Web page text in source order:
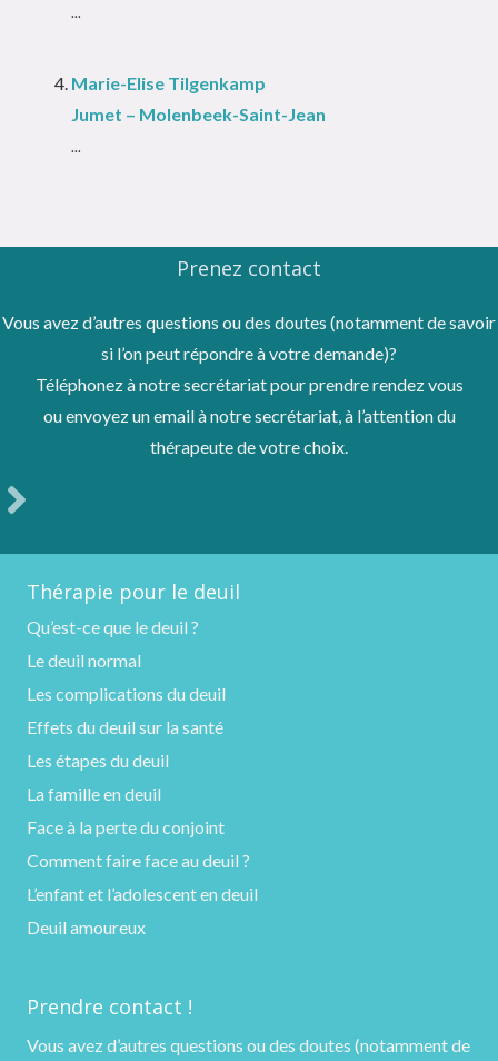
...
Marie-Elise Tilgenkamp
Jumet – Molenbeek-Saint-Jean
...
Prenez contact
Vous avez d’autres questions ou des doutes (notamment de savoir
si l’on peut répondre à votre demande)?
Téléphonez à notre secrétariat pour prendre rendez vous
ou envoyez un email à notre secrétariat, à l’attention du
thérapeute de votre choix.
Thérapie pour le deuil
Qu’est-ce que le deuil ?
Le deuil normal
Les complications du deuil
Effets du deuil sur la santé
Les étapes du deuil
La famille en deuil
Face à la perte du conjoint
Comment faire face au deuil ?
L’enfant et l’adolescent en deuil
Deuil amoureux
Prendre contact !
Vous avez d’autres questions ou des doutes (notamment de